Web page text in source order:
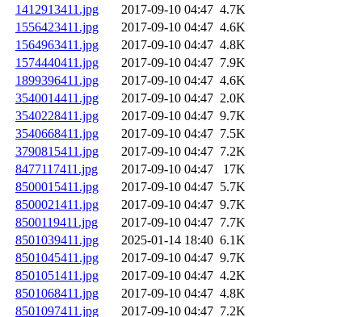
1412913411.jpg
2017-09-10 04:47 4.7K
1556423411.jpg
2017-09-10 04:47 4.6K
1564963411.jpg
2017-09-10 04:47 4.8K
1574440411.jpg
2017-09-10 04:47 7.9K
1899396411.jpg
2017-09-10 04:47 4.6K
3540014411.jpg
2017-09-10 04:47 2.0K
3540228411.jpg
2017-09-10 04:47 9.7K
3540668411.jpg
2017-09-10 04:47 7.5K
3790815411.jpg
2017-09-10 04:47 7.2K
8477117411.jpg
2017-09-10 04:47
17K
8500015411.jpg
2017-09-10 04:47 5.7K
8500021411.jpg
2017-09-10 04:47 9.7K
8500119411.jpg
2017-09-10 04:47 7.7K
8501039411.jpg
2025-01-14 18:40 6.1K
8501045411.jpg
2017-09-10 04:47 9.7K
8501051411.jpg
2017-09-10 04:47 4.2K
8501068411.jpg
2017-09-10 04:47 4.8K
8501097411.jpg
2017-09-10 04:47 7.2K